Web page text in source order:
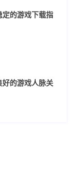
定的游戏下载指
好的游戏人脉关